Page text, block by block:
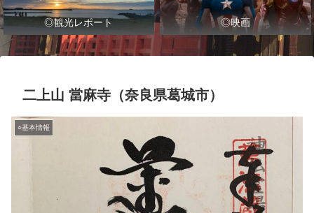
◎観光レポート ◎映画
二上山 當麻寺（奈良県葛城市）
○基本情報